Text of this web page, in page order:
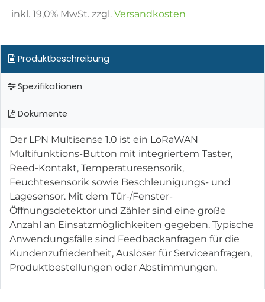
inkl.19,0% MwSt. zzgl.Versandkosten
Produktbeschreibung
Spezifikationen
Dokumente
Der LPN Multisense 1.0 ist ein LoRaWAN
Multifunktions-Button mit integriertem Taster,
Reed-Kontakt, Temperaturesensorik,
Feuchtesensorik sowie Beschleunigungs- und
Lagesensor. Mit dem Tür-/Fenster-
Öffnungsdetektor und Zähler sind eine große
Anzahl an Einsatzmöglichkeiten gegeben. Typische
Anwendungsfälle sind Feedbackanfragen für die
Kundenzufriedenheit, Auslöser für Serviceanfragen,
Produktbestellungen oder Abstimmungen.